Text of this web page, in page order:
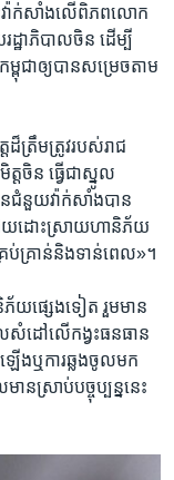
វ៉ាក់សាំង​លើ​ពិភព​លោក
ដ្ឋាភិបាល​ចិន ​ដើម្បី
ពុជា​ឲ្យ​បាន​សម្រេច​តាម​
ត្រឹម​ត្រូវ​របស់​រាជ​
ត​ចិន ធ្វើ​ជា​ស្នូល​
ជំនួយ​វ៉ាក់​សាំង​បាន​
ជួយ​ដោះ​ស្រាយ​ហានិភ័យ​
គ្រប់គ្រាន់​និង​ទាន់​ពេល»។
យ​ផ្សេង​ទៀត រួម​មាន​
ល​សំដៅ​លើ​កង្វះ​ធនធាន​
ើង​ឬ​ការ​ឆ្លង​ចូល​មក​
ាន​ស្រាប់​បច្ចុប្បន្ន​នេះ​